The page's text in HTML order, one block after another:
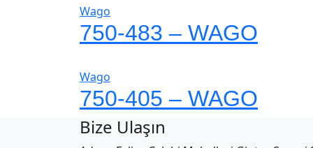
Wago
750-483 – WAGO
Wago
750-405 – WAGO
Bize Ulaşın